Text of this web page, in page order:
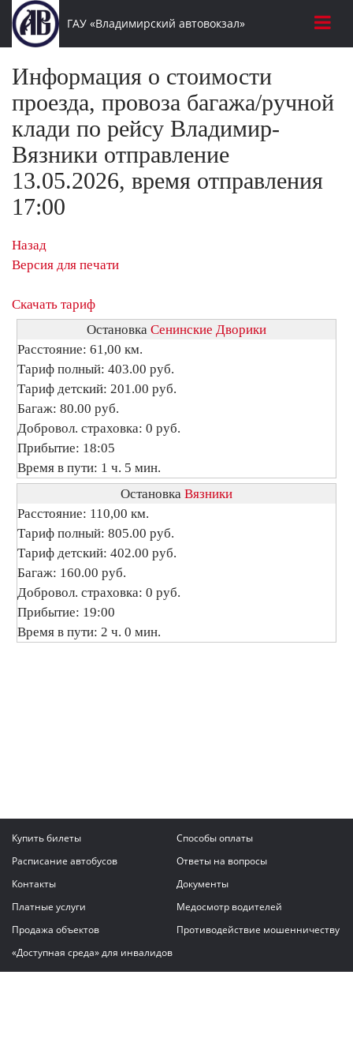
ГАУ «Владимирский автовокзал»
Информация о стоимости
проезда, провоза багажа/ручной
клади по рейсу Владимир-
Вязники отправление
13.05.2026, время отправления
17:00
Назад
Версия для печати
Скачать тариф
Остановка Сенинские Дворики
Расстояние: 61,00 км.
Тариф полный: 403.00 руб.
Тариф детский: 201.00 руб.
Багаж: 80.00 руб.
Добровол. страховка: 0 руб.
Прибытие: 18:05
Время в пути: 1 ч. 5 мин.
Остановка Вязники
Расстояние: 110,00 км.
Тариф полный: 805.00 руб.
Тариф детский: 402.00 руб.
Багаж: 160.00 руб.
Добровол. страховка: 0 руб.
Прибытие: 19:00
Время в пути: 2 ч. 0 мин.
Купить билеты
Способы оплаты
Расписание автобусов
Ответы на вопросы
Контакты
Документы
Платные услуги
Медосмотр водителей
Продажа объектов
Противодействие мошенничеству
«Доступная среда» для инвалидов